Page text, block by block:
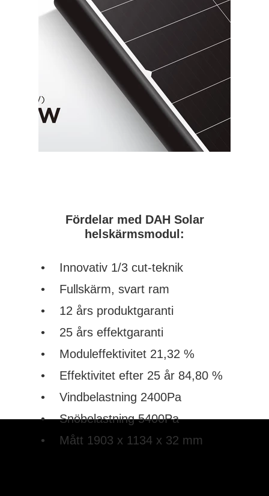
Fördelar med DAH Solar
helskärmsmodul:
• Innovativ 1/3 cut-teknik
• Fullskärm, svart ram
• 12 års produktgaranti
• 25 års effektgaranti
• Moduleffektivitet 21,32 %
• Effektivitet efter 25 år 84,80 %
• Vindbelastning 2400Pa
• Snöbelastning 5400Pa
• Mått 1903 x 1134 x 32 mm